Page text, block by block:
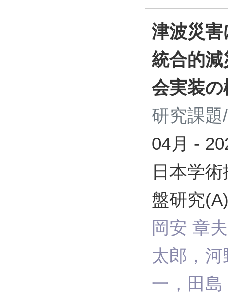
津波災
統合的
会実装の
研究課
04月 -
日本学
盤研究
岡安 章
太郎，
一，田